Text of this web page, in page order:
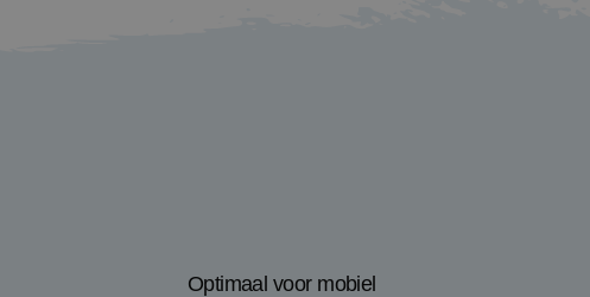
Optimaal voor mobiel